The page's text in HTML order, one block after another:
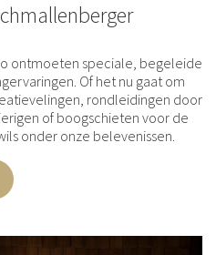
ontmoeten speciale, begeleide
Of het nu gaat om
rondleidingen door
of boogschieten voor de
onder onze belevenissen.